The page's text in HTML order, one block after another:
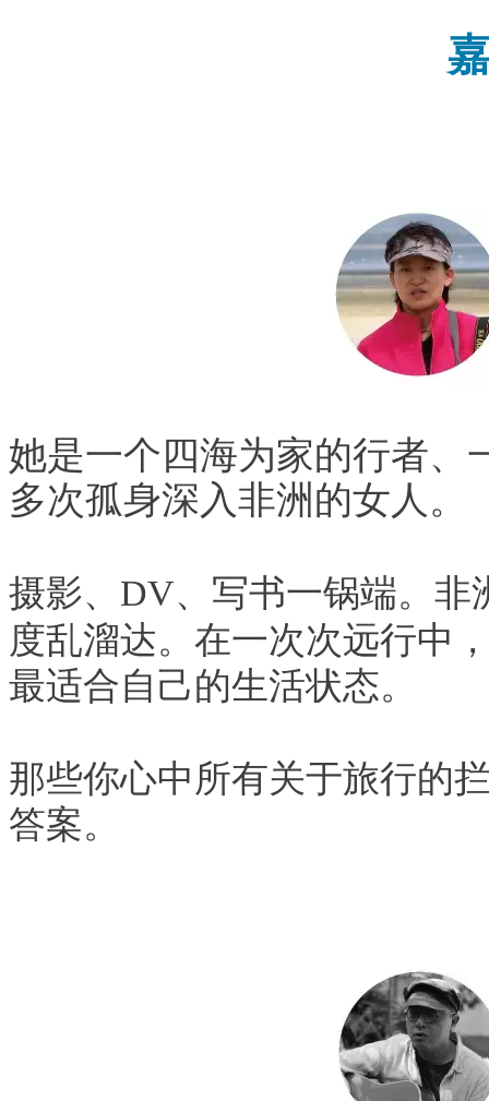
她是一个四海为家的行者、
多次孤身深入非洲的女人。
摄影、DV、写书一锅端。非
度乱溜达。 在一次次远行中
最适合自己的生活状态。
那些你心中所有关于旅行的
答案。